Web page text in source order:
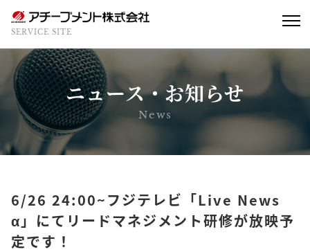
SERVICE SITE
ニュース・お知らせ
News
6/26 24:00~フジテレビ「Live News
α」にてリードマネジメント研修が放映予
定です！